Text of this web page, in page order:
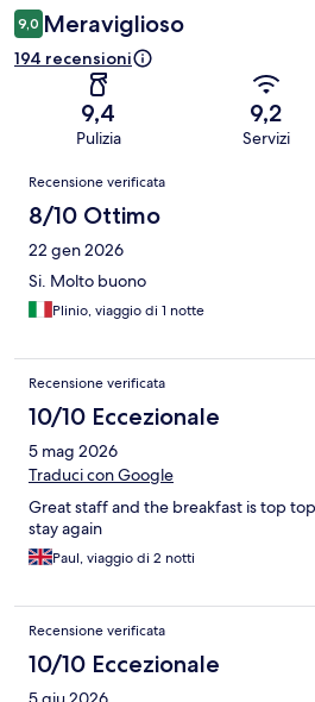
9,0 Meraviglioso
194 recensioni
9,4
Pulizia
9,2
Servizi
Recensioni
Recensione verificata
8/10 Ottimo
22 gen 2026
Si. Molto buono
Plinio, viaggio di 1 notte
Recensione verificata
10/10 Eccezionale
5 mag 2026
Traduci con Google
Great staff and the breakfast is top
stay again
Paul, viaggio di 2 notti
Recensione verificata
10/10 Eccezionale